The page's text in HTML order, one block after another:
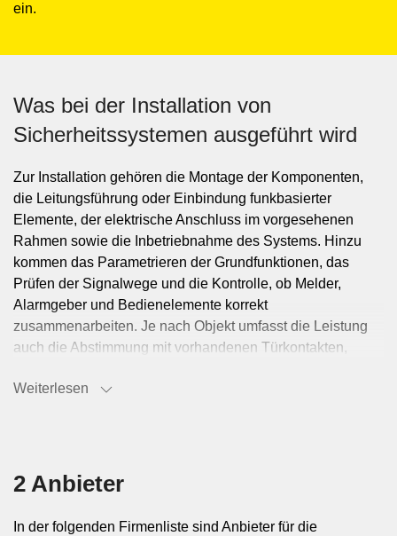
ein.
Was bei der Installation von
Sicherheitssystemen ausgeführt wird
Zur Installation gehören die Montage der Komponenten,
die Leitungsführung oder Einbindung funkbasierter
Elemente, der elektrische Anschluss im vorgesehenen
Rahmen sowie die Inbetriebnahme des Systems. Hinzu
kommen das Parametrieren der Grundfunktionen, das
Prüfen der Signalwege und die Kontrolle, ob Melder,
Alarmgeber und Bedienelemente korrekt
zusammenarbeiten. Je nach Objekt umfasst die Leistung
auch die Abstimmung mit vorhandenen Türkontakten,
gebäudetechnischen Einrichtungen.
Gebäude
Installationsarbeiten fallen bei Neubauten, Umbauten,
Weiterlesen
2 Anbieter
In der folgenden Firmenliste sind Anbieter für die